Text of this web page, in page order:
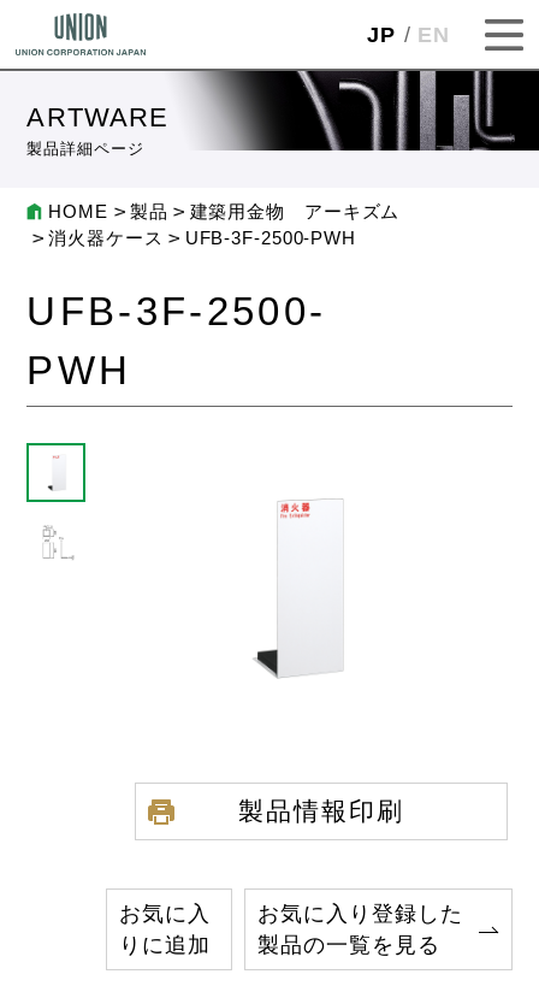
JP EN
ARTWARE
製品詳細ページ
HOME 製品
建築用金物 アーキズム
消火器ケース
UFB-3F-2500-PWH
UFB-3F-2500-
PWH
製品情報印刷
お気に入
りに追加
お気に入り登録した
製品の一覧を見る